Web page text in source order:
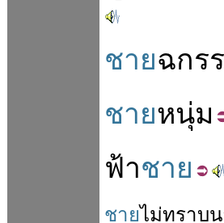
ชายฉกร
ชายหนุ่ม
ฟ้าชาย
ชายไม่ทราบ